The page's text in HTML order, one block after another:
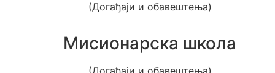
(Догађаји и обавештења)
Мисионарска школа
(Догађаји и обавештења)